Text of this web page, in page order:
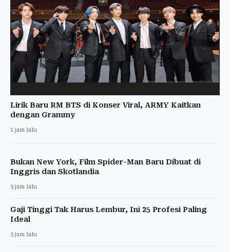
Lirik Baru RM BTS di Konser Viral, ARMY Kaitkan
dengan Grammy
1 jam lalu
Bukan New York, Film Spider-Man Baru Dibuat di
Inggris dan Skotlandia
3 jam lalu
Gaji Tinggi Tak Harus Lembur, Ini 25 Profesi Paling
Ideal
3 jam lalu